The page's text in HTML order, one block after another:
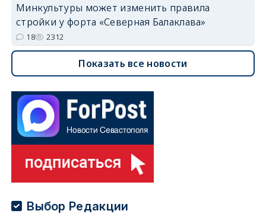
Минкультуры может изменить правила
стройки у форта «Северная Балаклава»
18 2312
Показать все новости
Выбор Редакции